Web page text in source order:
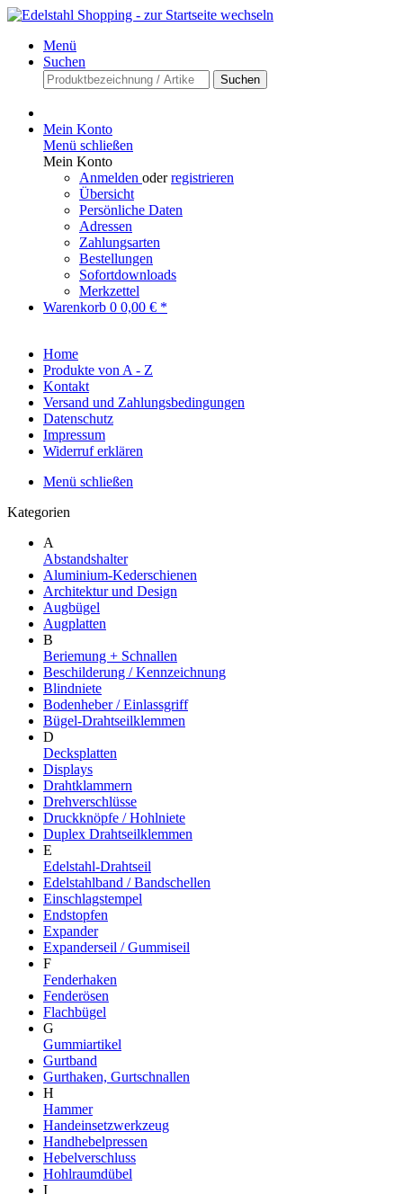
Menü
Suchen
Suchen
Mein Konto
Menü schließen
Mein Konto
Anmelden oderregistrieren
Übersicht
Persönliche Daten
Adressen
Zahlungsarten
Bestellungen
Sofortdownloads
Merkzettel
Warenkorb 0 0,00 € *
Home
Produkte von A - Z
Kontakt
Versand und Zahlungsbedingungen
Datenschutz
Impressum
Widerruf erklären
Menü schließen
Kategorien
A
Abstandshalter
Aluminium-Kederschienen
Architektur und Design
Augbügel
Augplatten
B
Beriemung + Schnallen
Beschilderung / Kennzeichnung
Blindniete
Bodenheber / Einlassgriff
Bügel-Drahtseilklemmen
D
Decksplatten
Displays
Drahtklammern
Drehverschlüsse
Druckknöpfe / Hohlniete
Duplex Drahtseilklemmen
E
Edelstahl-Drahtseil
Edelstahlband / Bandschellen
Einschlagstempel
Endstopfen
Expander
Expanderseil / Gummiseil
F
Fenderhaken
Fenderösen
Flachbügel
G
Gummiartikel
Gurtband
Gurthaken, Gurtschnallen
H
Hammer
Handeinsetzwerkzeug
Handhebelpressen
Hebelverschluss
Hohlraumdübel
I